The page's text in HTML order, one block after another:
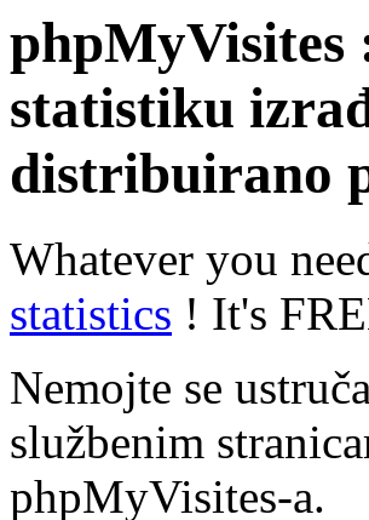
phpMyVisites
statistiku
distribuirano
Whatever you
statistics ! It's
Nemojte se
službenim
phpMyVisites-a.